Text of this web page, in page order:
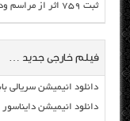
ثبت ۷۵۹ اثر از مراسم وداع و تشییع رهبر شهید انقلاب
فیلم خارجی جدید …
دانلود انیمیشن سریالی بابا لنگ دراز
دانلود انیمیشن دایناسور خوب ۲۰۱۵ با